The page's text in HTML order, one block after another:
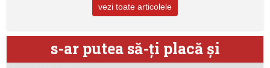
vezi toate articolele
s-ar putea să-ţi placă şi